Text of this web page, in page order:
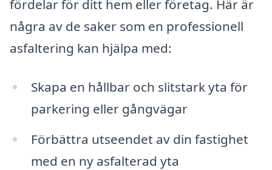
fördelar för ditt hem eller företag. Här är
några av de saker som en professionell
asfaltering kan hjälpa med:
Skapa en hållbar och slitstark yta för
parkering eller gångvägar
Förbättra utseendet av din fastighet
med en ny asfalterad yta